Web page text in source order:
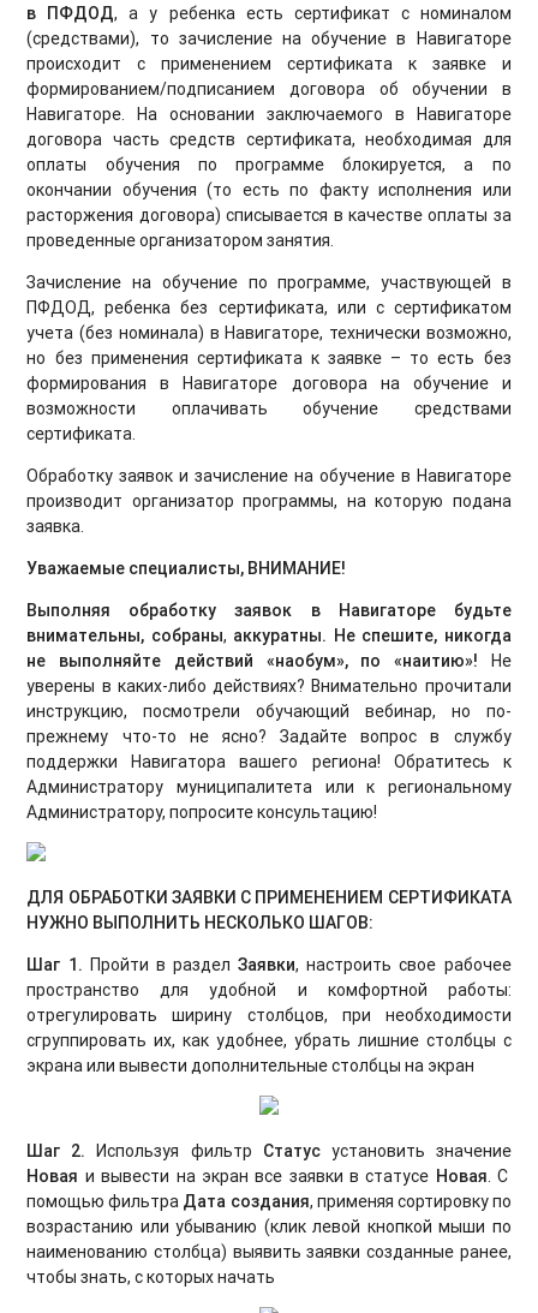
в ПФДОД, а у ребенка есть сертификат с номиналом
(средствами), то зачисление на обучение в Навигаторе
происходит с применением сертификата к заявке и
формированием/подписанием договора об обучении в
Навигаторе. На основании заключаемого в Навигаторе
договора часть средств сертификата, необходимая для
оплаты обучения по программе блокируется, а по
окончании обучения (то есть по факту исполнения или
расторжения договора) списывается в качестве оплаты за
проведенные организатором занятия.
Зачисление на обучение по программе, участвующей в
ПФДОД, ребенка без сертификата, или с сертификатом
учета (без номинала) в Навигаторе, технически возможно,
но без применения сертификата к заявке – то есть без
формирования в Навигаторе договора на обучение и
возможности оплачивать обучение средствами
сертификата.
Обработку заявок и зачисление на обучение в Навигаторе
производит организатор программы, на которую подана
заявка.
Уважаемые специалисты, ВНИМАНИЕ!
Выполняя обработку заявок в Навигаторе будьте
внимательны, собраны, аккуратны. Не спешите, никогда
не выполняйте действий «наобум», по «наитию»! Не
уверены в каких-либо действиях? Внимательно прочитали
инструкцию, посмотрели обучающий вебинар, но по-
прежнему что-то не ясно? Задайте вопрос в службу
поддержки Навигатора вашего региона! Обратитесь к
Администратору муниципалитета или к региональному
Администратору, попросите консультацию!
ДЛЯ ОБРАБОТКИ ЗАЯВКИ С ПРИМЕНЕНИЕМ СЕРТИФИКАТА
НУЖНО ВЫПОЛНИТЬ НЕСКОЛЬКО ШАГОВ:
Шаг 1. Пройти в разделЗаявки, настроить свое рабочее
пространство для удобной и комфортной работы:
отрегулировать ширину столбцов, при необходимости
сгруппировать их, как удобнее, убрать лишние столбцы с
экрана или вывести дополнительные столбцы на экран
Шаг 2. Используя фильтр Статусустановить значение
Новая и вывести на экран все заявки в статусе Новая. С
помощью фильтра Дата создания, применяя сортировку по
возрастанию или убыванию (клик левой кнопкой мыши по
наименованию столбца) выявить заявки созданные ранее,
чтобы знать, с которых начать